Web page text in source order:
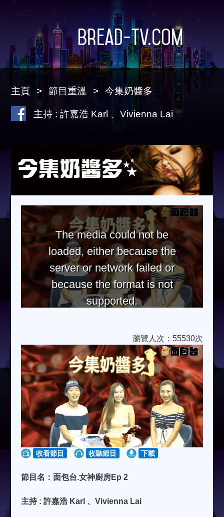
Bread-TV.com
主頁 節目重溫 今集奶醬多
主持 : 許嘉浩 Karl 、Vivienna Lai
The media could not be
loaded, either because the
server or network failed or
because the format is not
supported.
瀏覽人次：55530次
收看節目 收聽節目 下載
節目名：面包台.女神廚房Ep 2
主持 : 許嘉浩 Karl 、Vivienna Lai